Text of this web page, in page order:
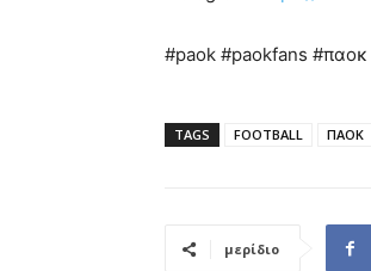
#paok #paokfans
TAGS FOOTBALL ΠΑΟΚ
μερίδιο